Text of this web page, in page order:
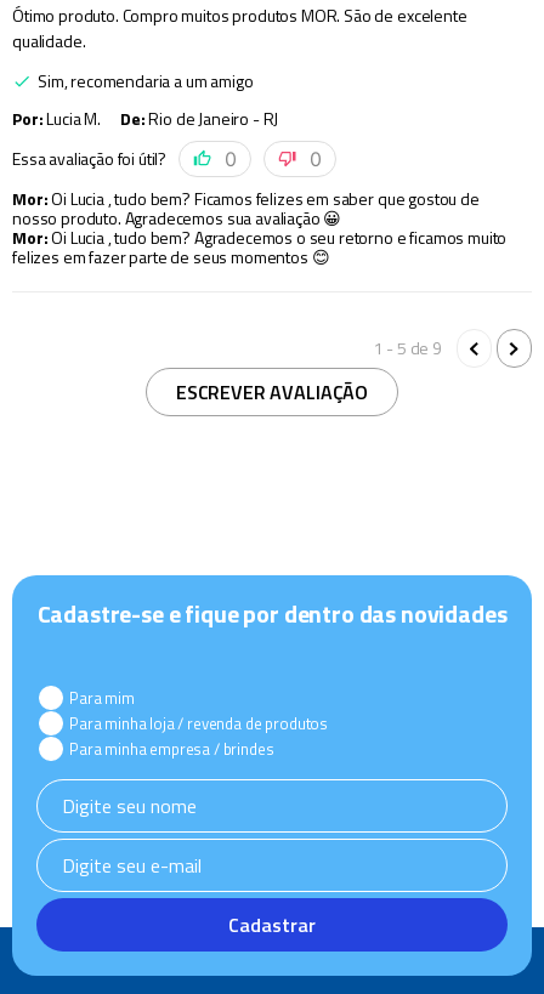
Ótimo produto. Compro muitos produtos MOR. São de excelente
qualidade.
Sim, recomendaria a um amigo
Por:Lucia M. De:Rio de Janeiro - RJ
Essa avaliação foi útil?
0 0
Mor:Oi Lucia , tudo bem? Ficamos felizes em saber que gostou de
nosso produto. Agradecemos sua avaliação 😀
Mor:Oi Lucia , tudo bem? Agradecemos o seu retorno e ficamos muito
felizes em fazer parte de seus momentos 😊
1 - 5 de 9
ESCREVER AVALIAÇÃO
Cadastre-se e fique por dentro das novidades
Para mim
Para minha loja / revenda de produtos
Para minha empresa / brindes
Cadastrar